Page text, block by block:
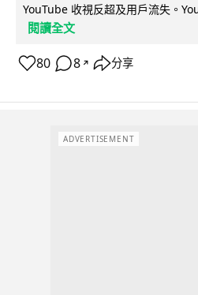
YouTube 收視反超及用戶流失。
閱讀全文
80 8 ↗ 分享
ADVERTISEMENT